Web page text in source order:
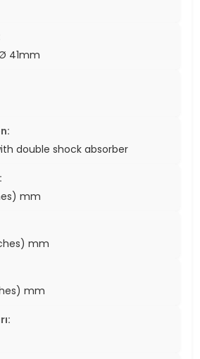
41mm
double shock absorber
mm
mm
mm